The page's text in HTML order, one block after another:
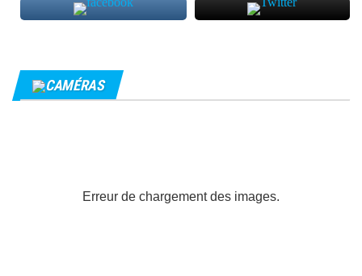
CAMÉRAS
Erreur de chargement des images.